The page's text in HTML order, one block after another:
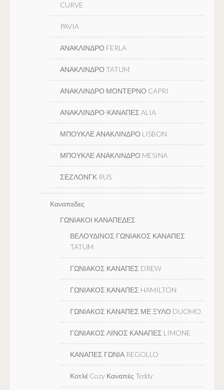
CURVE
PAVIA
ΑΝΑΚΛΙΝΔΡΟ FERLA
ΑΝΑΚΛΙΝΔΡΟ TATUM
ΑΝΑΚΛΙΝΔΡΟ ΜΟΝΤΕΡΝΟ CAPRI
ΑΝΑΚΛΙΝΔΡΟ-ΚΑΝΑΠΕΣ ALIA
ΜΠΟΥΚΛΕ ΑΝΑΚΛΙΝΔΡΟ LISBON
ΜΠΟΥΚΛΕ ΑΝΑΚΛΙΝΔΡΟ MESINA
ΣΕΖΛΟΝΓΚ RUS
Καναπεδες
ΓΩΝΙΑΚΟΙ ΚΑΝΑΠΕΔΕΣ
ΒΕΛΟΥΔΙΝΟΣ ΓΩΝΙΑΚΟΣ ΚΑΝΑΠΕΣ
TATUM
ΓΩΝΙΑΚΟΣ ΚΑΝΑΠΕΣ DREW
ΓΩΝΙΑΚΟΣ ΚΑΝΑΠΕΣ HAMILTON
ΓΩΝΙΑΚΟΣ ΚΑΝΑΠΕΣ ΜΕ ΞΥΛΟ DUOMO
ΓΩΝΙΑΚΟΣ ΛΙΝΟΣ ΚΑΝΑΠΕΣ LIMONE
ΚΑΝΑΠΕΣ ΓΩΝΙΑ REGOLLO
Κοτλέ Cozy Καναπές Teddy